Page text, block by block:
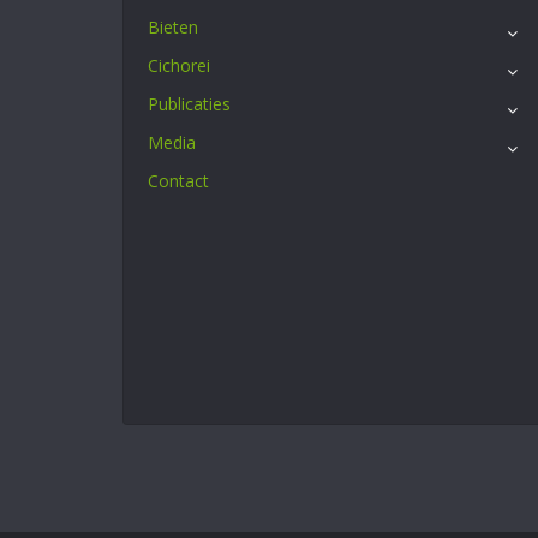
Bieten
Cichorei
Publicaties
Media
Contact